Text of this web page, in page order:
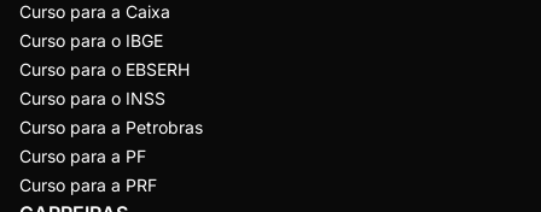
Curso para a Caixa
Curso para o IBGE
Curso para o EBSERH
Curso para o INSS
Curso para a Petrobras
Curso para a PF
Curso para a PRF